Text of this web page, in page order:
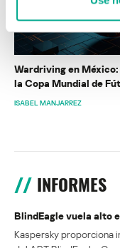
Wardriving en
la Copa Mundial de
ISABEL MANJARREZ
INFORMES
BlindEagle vuela alto
Kaspersky proporciona